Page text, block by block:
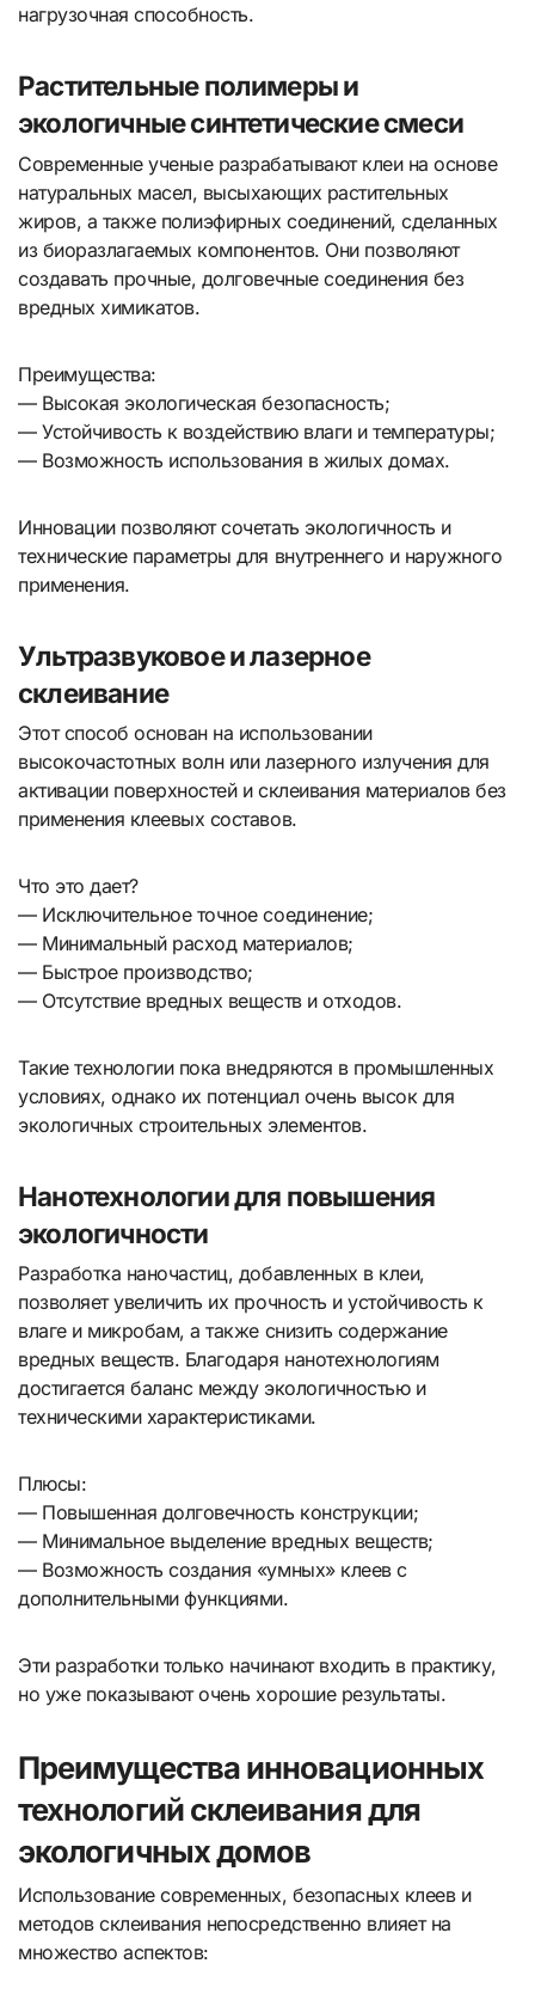
нагрузочная способность.
Растительные полимеры и
экологичные синтетические смеси
Современные ученые разрабатывают клеи на основе
натуральных масел, высыхающих растительных
жиров, а также полиэфирных соединений, сделанных
из биоразлагаемых компонентов. Они позволяют
создавать прочные, долговечные соединения без
вредных химикатов.
Преимущества:
— Высокая экологическая безопасность;
— Устойчивость к воздействию влаги и температуры;
— Возможность использования в жилых домах.
Инновации позволяют сочетать экологичность и
технические параметры для внутреннего и наружного
применения.
Ультразвуковое и лазерное
склеивание
Этот способ основан на использовании
высокочастотных волн или лазерного излучения для
активации поверхностей и склеивания материалов без
применения клеевых составов.
Что это дает?
— Исключительное точное соединение;
— Минимальный расход материалов;
— Быстрое производство;
— Отсутствие вредных веществ и отходов.
Такие технологии пока внедряются в промышленных
условиях, однако их потенциал очень высок для
экологичных строительных элементов.
Нанотехнологии для повышения
экологичности
Разработка наночастиц, добавленных в клеи,
позволяет увеличить их прочность и устойчивость к
влаге и микробам, а также снизить содержание
вредных веществ. Благодаря нанотехнологиям
достигается баланс между экологичностью и
техническими характеристиками.
Плюсы:
— Повышенная долговечность конструкции;
— Минимальное выделение вредных веществ;
— Возможность создания «умных» клеев с
дополнительными функциями.
Эти разработки только начинают входить в практику,
но уже показывают очень хорошие результаты.
Преимущества инновационных
технологий склеивания для
экологичных домов
Использование современных, безопасных клеев и
методов склеивания непосредственно влияет на
множество аспектов: